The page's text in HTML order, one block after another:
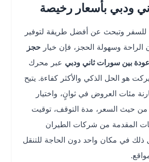
بأسعار رخيصة
وتبحث عن أفضل طريقة لتوفير
وسهولة الحجز، فإن خيارحجز
سورات ثاني ودبي عبر محرك
الحل الذكي والأكثر كفاءة. يتيح
العروض في ثوانٍ، واختيار
السعر، مدة التوقف، توقيت
من شركات الطيران
مكان واحد دون الحاجة للتنقل